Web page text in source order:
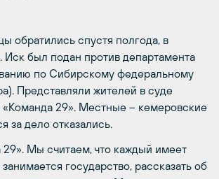
обратились спустя полгода, в
Иск был подан против департамента
по Сибирскому федеральному
Представляли жителей в суде
29». Местные – кемеровские
за дело отказались.
Мы считаем, что каждый имеет
государство, рассказать об